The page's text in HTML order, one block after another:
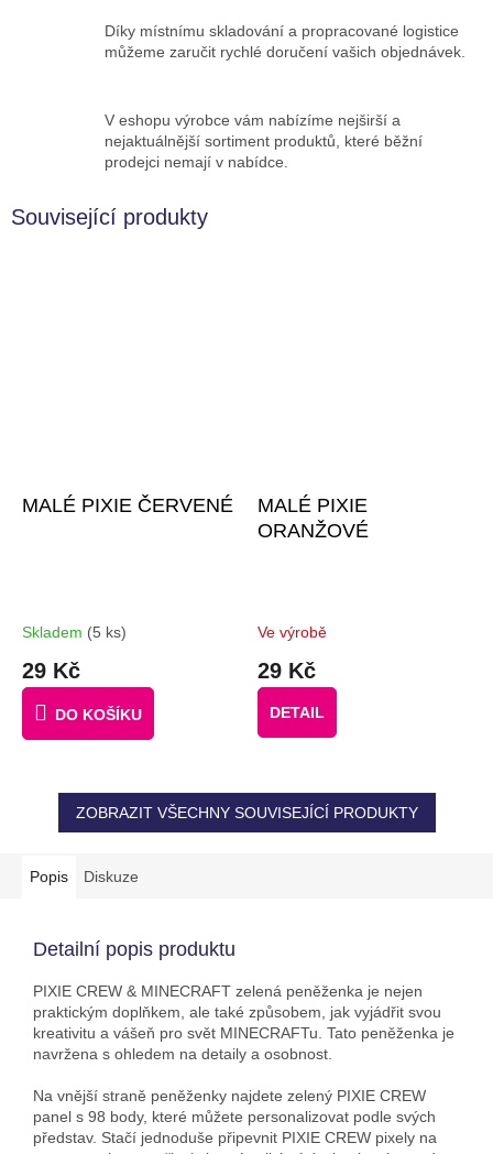
Díky místnímu skladování a propracované logistice
můžeme zaručit rychlé doručení vašich objednávek.
V eshopu výrobce vám nabízíme nejširší a
nejaktuálnější sortiment produktů, které běžní
prodejci nemají v nabídce.
Související produkty
MALÉ PIXIE ČERVENÉ
Skladem (5 ks)
29 Kč
DO KOŠÍKU
MALÉ PIXIE
ORANŽOVÉ
Ve výrobě
29 Kč
DETAIL
ZOBRAZIT VŠECHNY SOUVISEJÍCÍ PRODUKTY
Popis Diskuze
Detailní popis produktu
PIXIE CREW & MINECRAFT zelená peněženka je nejen
praktickým doplňkem, ale také způsobem, jak vyjádřit svou
kreativitu a vášeň pro svět MINECRAFTu. Tato peněženka je
navržena s ohledem na detaily a osobnost.
Na vnější straně peněženky najdete zelený PIXIE CREW
panel s 98 body, které můžete personalizovat podle svých
představ. Stačí jednoduše připevnit PIXIE CREW pixely na